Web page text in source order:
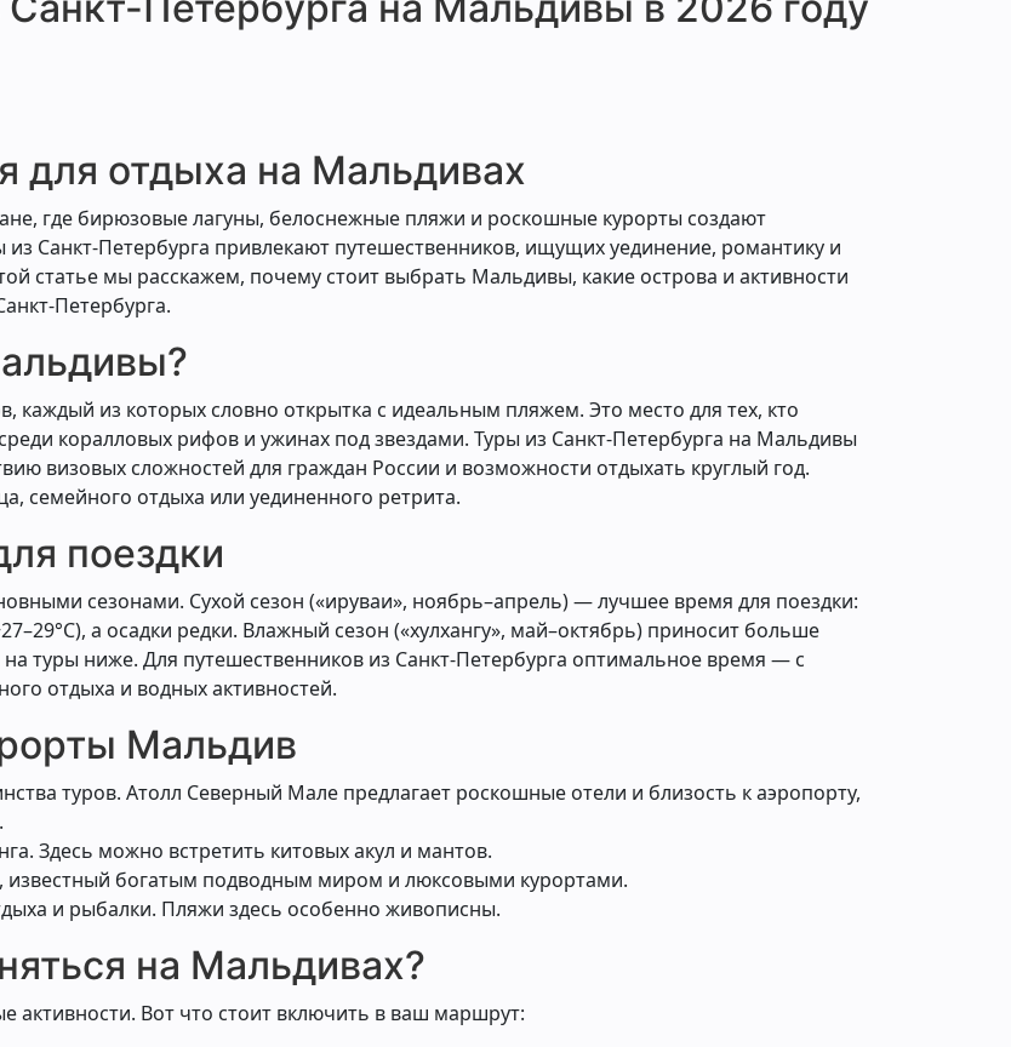
для отдыха на Мальдивах
где бирюзовые лагуны, белоснежные пляжи и роскошные курорты создают
Санкт-Петербурга привлекают путешественников, ищущих уединение, романтику и
статье мы расскажем, почему стоит выбрать Мальдивы, какие острова и активности
Петербурга.
каждый из которых словно открытка с идеальным пляжем. Это место для тех, кто
коралловых рифов и ужинах под звездами. Туры из Санкт-Петербурга на Мальдивы
визовых сложностей для граждан России и возможности отдыхать круглый год.
семейного отдыха или уединенного ретрита.
поездки
сезонами. Сухой сезон («ируваи», ноябрь–апрель) — лучшее время для поездки:
а осадки редки. Влажный сезон («хулхангу», май–октябрь) приносит больше
туры ниже. Для путешественников из Санкт-Петербурга оптимальное время — с
отдыха и водных активностей.
Мальдив
туров. Атолл Северный Мале предлагает роскошные отели и близость к аэропорту,
Здесь можно встретить китовых акул и мантов.
богатым подводным миром и люксовыми курортами.
и рыбалки. Пляжи здесь особенно живописны.
на Мальдивах?
Вот что стоит включить в ваш маршрут: